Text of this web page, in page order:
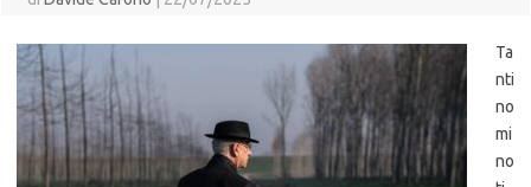
Ta
nti
no
mi
no